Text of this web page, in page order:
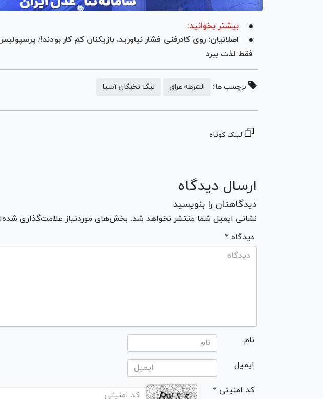
بیشتر بخوانید:
اصلانیان: روی کادرفنی فشار نیاورید، بازیکنان کم کار بودند!/
فقط لذت ببرد
برچسب ها: الشرطه عراق لیگ نخبگان آسیا
لینک کوتاه
ارسال دیدگاه
دیدگاهتان را بنویسید
نشانی ایمیل شما منتشر نخواهد شد. بخش‌های موردنیاز علامت‌گذاری
* دیدگاه
نام
ایمیل
* کد امنیتی